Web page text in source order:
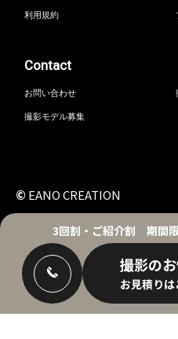
3回割・ご紹介割 期間
撮影の
お見積りは
利用規約
Contact
お問い合わせ
撮影モデル募集
© EANO CREATION